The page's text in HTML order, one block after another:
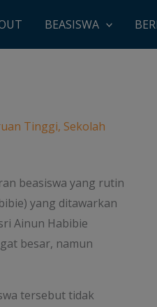
BEASISWA
Tinggi, Sekolah
beasiswa yang rutin
yang ditawarkan
Ainun Habibie
besar, namun
tersebut tidak